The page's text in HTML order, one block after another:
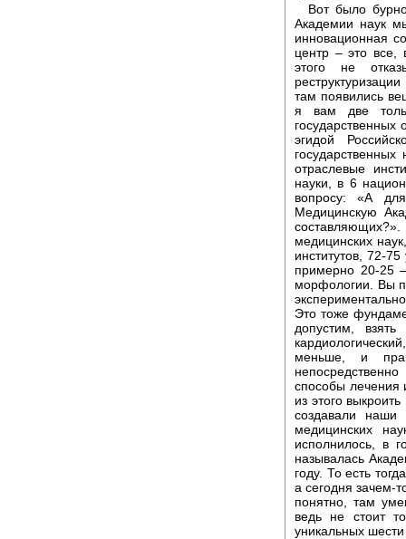
Вот было
Академии наук
инновационная
центр – это
этого не
там появились
я вам две
эгидой
отраслевые
науки, в 6
вопросу: «А
Медицинскую
медицинских
институтов, 72-
примерно 20-25
морфологии. Вы
Это тоже
допустим, взять
меньше, и
способы лечения
из этого
создавали наши
медицинских
исполнилось, в
называлась
году. То есть
а сегодня зачем-
понятно, там
ведь не стоит
уникальных